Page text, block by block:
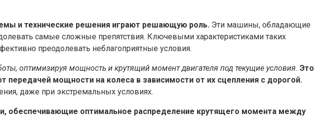
и технические решения играют решающую роль. Эти машины, обладающие
самые сложные препятствия. Ключевыми характеристиками таких
преодолевать неблагоприятные условия.
оптимизируя мощность и крутящий момент двигателя под текущие условия. Это
мощности на колеса в зависимости от их сцепления с дорогой.
даже при экстремальных условиях.
обеспечивающие оптимальное распределение крутящего момента между